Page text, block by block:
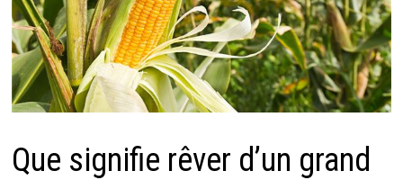
Que signifie rêver d’un grand